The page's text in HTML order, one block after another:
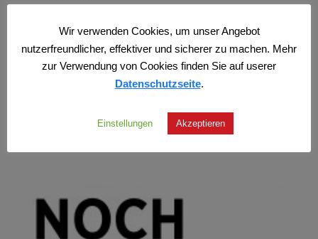
zzgl.Versand
Wir verwenden Cookies, um unser Angebot
nutzerfreundlicher, effektiver und sicherer zu machen. Mehr
zur Verwendung von Cookies finden Sie auf userer
Datenschutzseite.
Einstellungen Akzeptieren